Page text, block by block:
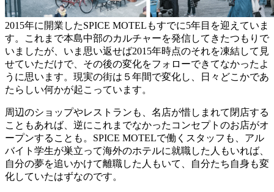
2015年に開業したSPICE MOTELもすでに5年目を迎えていま
す。これまで本島中部のカルチャーを発信してきたつもりで
いましたが、いま思い返せば2015年時点のそれを凍結して見
せていただけで、その後の変化をフォローできてなかったよ
うに思います。現実の街は５年間で変化し、日々どこかであ
たらしい何かが起こっています。
周辺のショップやレストランも、名店が惜しまれて閉店する
こともあれば、逆にこれまでなかったコンセプトのお店がオ
ープンすることも。SPICE MOTELで働くスタッフも、アル
バイト学生が巣立って海外のホテルに就職した人もいれば、
自分の夢を追いかけて離職した人もいて、自分たち自身も変
化していたはずなのです。